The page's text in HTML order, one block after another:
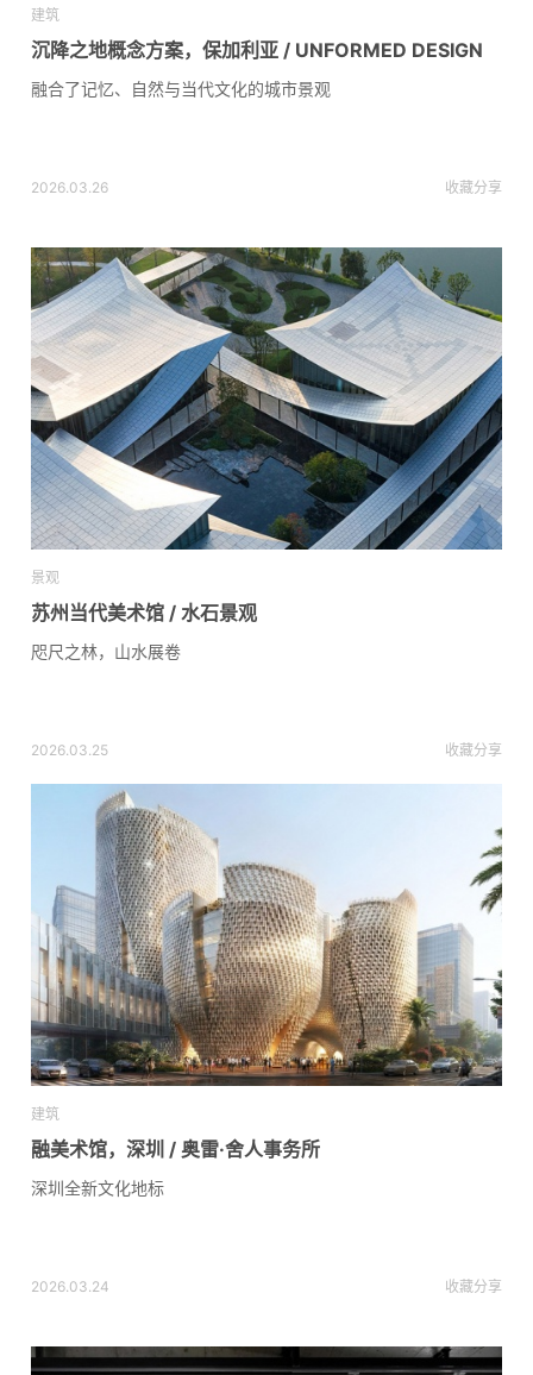
建筑
沉降之地概念方案，保加利亚 / UNFORMED DESIGN
融合了记忆、自然与当代文化的城市景观
2026.03.26 收藏分享
景观
苏州当代美术馆 / 水石景观
咫尺之林，山水展卷
2026.03.25 收藏分享
建筑
融美术馆，深圳 / 奥雷·舍人事务所
深圳全新文化地标
2026.03.24 收藏分享